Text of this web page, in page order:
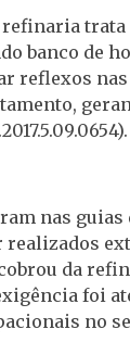
refinaria trata
banco de
nas
da
no